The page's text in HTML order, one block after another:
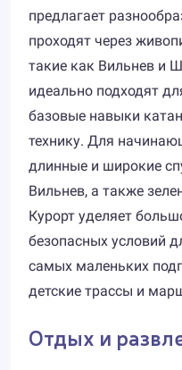
предлагает
проходят через
такие как Вильнев и
идеально подходят
базовые навыки
технику. Для
длинные и широкие
Вильнев, а также
Курорт уделяет
безопасных условий
самых маленьких
детские трассы и
Отдых и